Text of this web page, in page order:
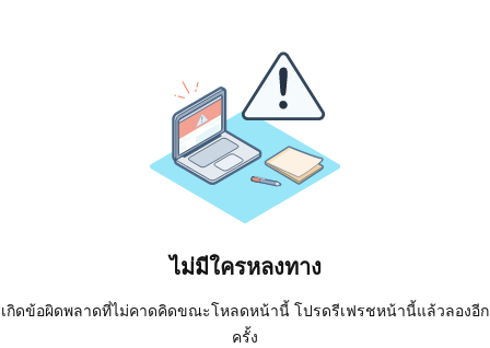
ไม่มีใครหลงทาง
เกิดข้อผิดพลาดที่ไม่คาดคิดขณะโหลดหน้านี้ โปรดรีเฟรชหน้านี้แล้วลองอีก
ครั้ง